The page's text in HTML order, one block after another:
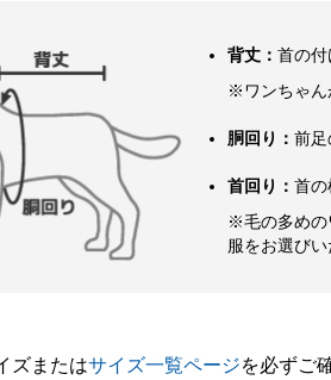
背丈： 首の付
※ワンちゃん
胴回り： 前足
首回り： 首の
※毛の多めの
服をお選びい
ズまたはサイズ一覧ページを必ずご